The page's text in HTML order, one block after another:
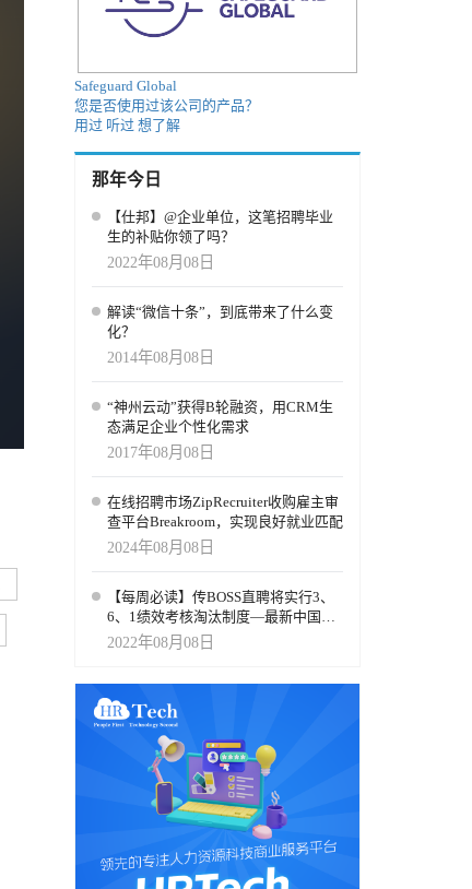
Safeguard Global
您是否使用过该公司的产品？
用过 听过 想了解
那年今日
【仕邦】@企业单位，这笔招聘毕业
生的补贴你领了吗？
2022年08月08日
解读“微信十条”，到底带来了什么变
化？
2014年08月08日
“神州云动”获得B轮融资，用CRM生
态满足企业个性化需求
2017年08月08日
在线招聘市场ZipRecruiter收购雇主审
查平台Breakroom，实现良好就业匹配
2024年08月08日
【每周必读】传BOSS直聘将实行3、
6、1绩效考核淘汰制度—最新中国人
力资源上市公司市值榜单及动态解读
(截止周五收盘)
2022年08月08日